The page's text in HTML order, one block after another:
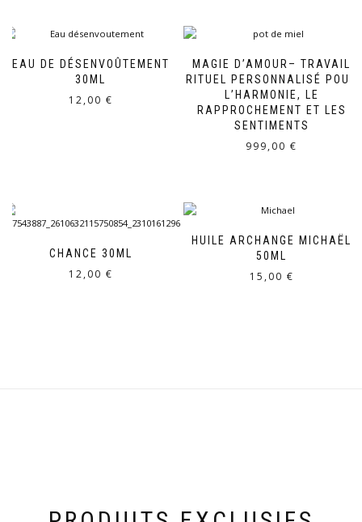
EAU DE DÉSENVOÛTEMENT
30ML
12,00 €
MAGIE D’AMOUR– TRAVAIL
RITUEL PERSONNALISÉ POUR
L’HARMONIE, LE
RAPPROCHEMENT ET LES
SENTIMENTS
999,00 €
CHANCE 30ML
12,00 €
HUILE ARCHANGE MICHAËL
50ML
15,00 €